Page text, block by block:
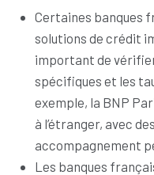
Certaines banques
solutions de crédit
important de
spécifiques et les
exemple, la BNP
à l’étranger, avec
accompagnement
Les banques